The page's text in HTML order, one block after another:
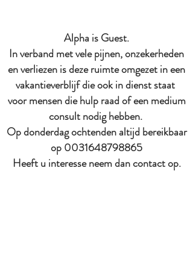
Alpha is Guest.
In verband met vele pijnen, onzekerheden
en verliezen is deze ruimte omgezet in een
vakantieverblijf die ook in dienst staat
voor mensen die hulp raad of een medium
consult nodig hebben.
Op donderdag ochtenden altijd bereikbaar
op0031648798865
Heeft u interesse neem dan contact op.